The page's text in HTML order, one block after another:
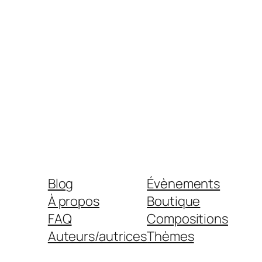
Blog
À propos
FAQ
Auteurs/autrices
Évènements
Boutique
Compositions
Thèmes